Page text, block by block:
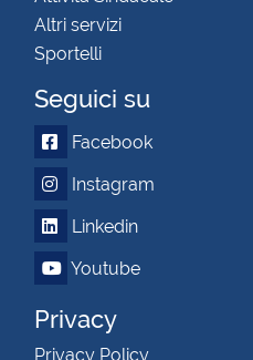
Altri servizi
Sportelli
Seguici su
Facebook
Instagram
Linkedin
Youtube
Privacy
Privacy Policy